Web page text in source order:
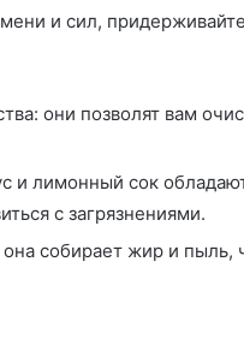
и сил,
они позволят вам
и лимонный сок
с загрязнениями.
собирает жир и пыль,